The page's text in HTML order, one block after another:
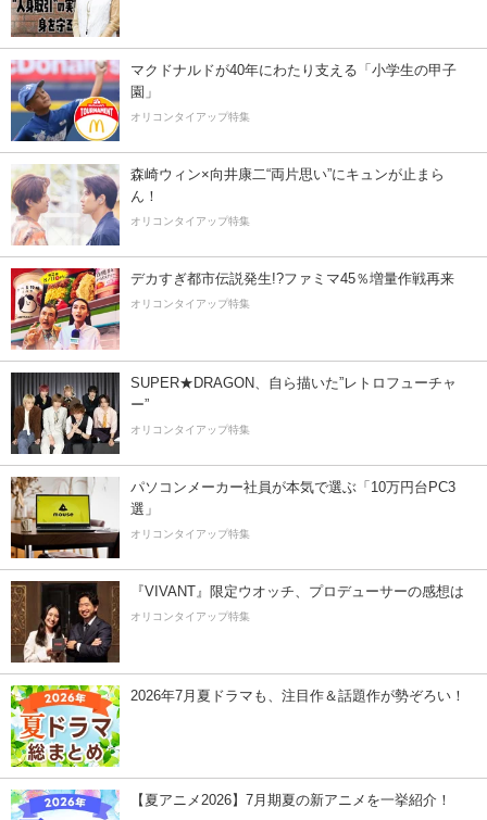
マクドナルドが40年にわたり支える「小学生の甲子
園」
オリコンタイアップ特集
森崎ウィン×向井康二“両片思い”にキュンが止まら
ん！
オリコンタイアップ特集
デカすぎ都市伝説発生!?ファミマ45％増量作戦再来
オリコンタイアップ特集
SUPER★DRAGON、自ら描いた”レトロフューチャ
ー”
オリコンタイアップ特集
パソコンメーカー社員が本気で選ぶ「10万円台PC3
選」
オリコンタイアップ特集
『VIVANT』限定ウオッチ、プロデューサーの感想は
オリコンタイアップ特集
2026年7月夏ドラマも、注目作＆話題作が勢ぞろい！
【夏アニメ2026】7月期夏の新アニメを一挙紹介！